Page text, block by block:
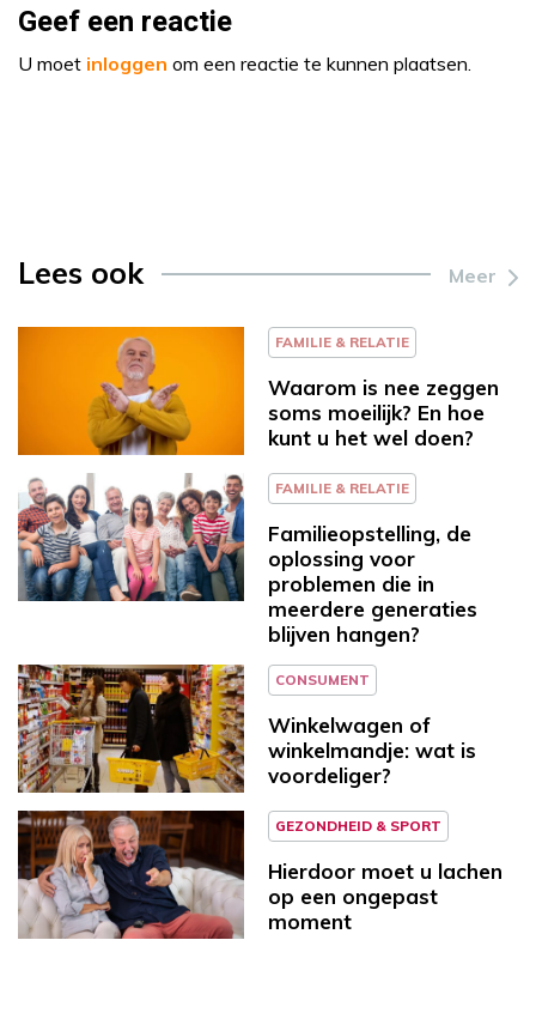
Geef een reactie
U moet inloggen om een reactie te kunnen plaatsen.
Lees ook Meer
FAMILIE & RELATIE
Waarom is nee zeggen
soms moeilijk? En hoe
kunt u het wel doen?
FAMILIE & RELATIE
Familieopstelling, de
oplossing voor
problemen die in
meerdere generaties
blijven hangen?
CONSUMENT
Winkelwagen of
winkelmandje: wat is
voordeliger?
GEZONDHEID & SPORT
Hierdoor moet u lachen
op een ongepast
moment